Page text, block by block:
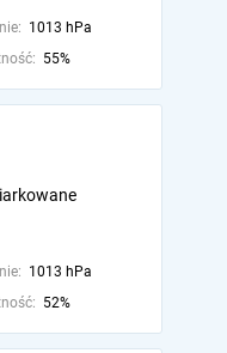
1013 hPa
55%
1013 hPa
52%